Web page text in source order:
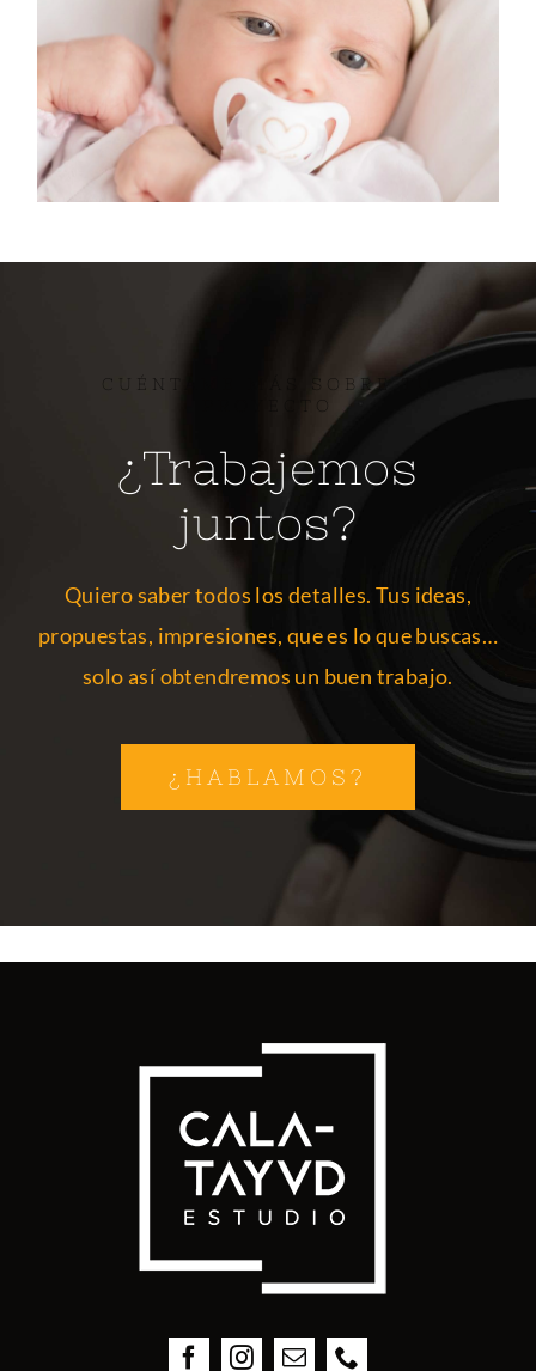
CUÉNTAME MÁS SOBRE TU
¿Trabajemos
juntos?
Quiero saber todos los detalles. Tus ideas,
propuestas, impresiones, que es lo que buscas…
solo así obtendremos un buen trabajo.
¿HABLAMOS?